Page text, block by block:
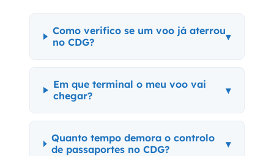
Como verifico se um voo já aterrou
no CDG?
▾
Em que terminal o meu voo vai
chegar?
▾
Quanto tempo demora o controlo
de passaportes no CDG?
▾